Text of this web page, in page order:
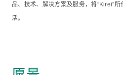
品、技术、解决方案及服务，将“Kirei”
活。